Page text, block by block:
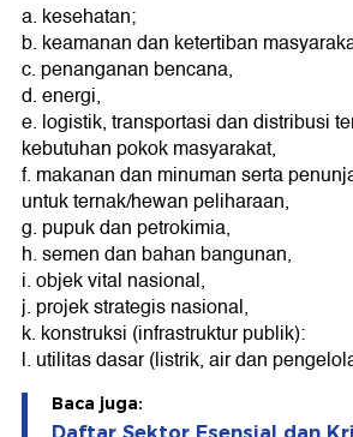
a. kesehatan;
b. keamanan dan ketertiban
c. penanganan bencana,
d. energi,
e. logistik, transportasi dan distribusi
kebutuhan pokok masyarakat,
f. makanan dan minuman serta
untuk ternak/hewan peliharaan,
g. pupuk dan petrokimia,
h. semen dan bahan bangunan,
i. objek vital nasional,
j. projek strategis nasional,
k. konstruksi (infrastruktur publik):
l. utilitas dasar (listrik, air dan
Baca juga: